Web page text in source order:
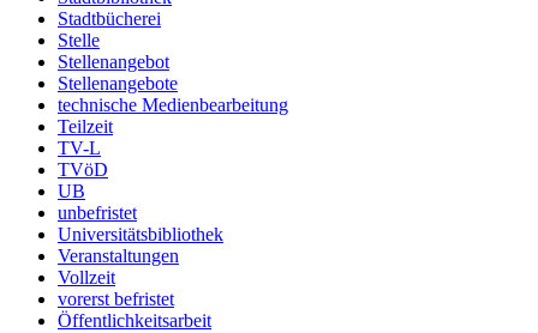
Stadtbücherei
Stelle
Stellenangebot
Stellenangebote
technische Medienbearbeitung
Teilzeit
TV-L
TVöD
UB
unbefristet
Universitätsbibliothek
Veranstaltungen
Vollzeit
vorerst befristet
Öffentlichkeitsarbeit